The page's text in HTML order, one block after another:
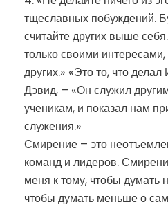
тщеславных побуждений.
считайте других выше
только своими
других.» «Это то, что
Дэвид, – «Он служил
ученикам, и показал нам
служения.»
Смирение – это
команд и лидеров.
меня к тому, чтобы думать
чтобы думать меньше о